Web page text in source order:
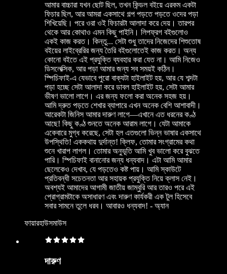
আমার বাচ্চারা যখন ছোট ছিল, তখন কিন্ডল বইয়ে এরকম একটা
ফিচার ছিল, আর আমরা একসাথে গল্প পড়তে পড়তে ওদের পড়া
শিখিয়েছি। পরে ওরা ওই ফিচারটা আলাদা করে দেয়। তারপর
থেকে আর কোথাও এমন কিছু পাইনি। লিপফ্রগ বইগুলোও
একই কাজ করত। কিন্তু... সেটা শুধু তাদের নিজেদের শিশুতোষ
বইয়ের লাইব্রেরির জন্য তৈরি বইগুলোতেই কাজ করত। অন্য
কোনো বইতে এই প্রযুক্তি ব্যবহার করা যেত না। আমি নিজেও
ডিসলেক্সিক, আর পড়া আমার জন্য সব সময়ই কঠিন।
স্পিচিফাই-এ যেভাবে পুরো বাক্যটা হাইলাইট হয়, আর যে শব্দটা
পড়া হচ্ছে সেটা আলাদা করে ডাবল হাইলাইট হয়, সেটা আমার
ভীষণ ভালো লাগে। এর জন্য ফলো করা অনেক সহজ হয়।
আমি দ্রুত পড়তে শেখার ব্যাপারে এখন অনেক বেশি আশাবাদী।
আরেকটা জিনিস আমার দারুণ লাগে—এখানে এত ধরনের কণ্ঠ
আছে! কিছু কণ্ঠ শুনতে অনেক আরাম লাগে। যেটা আমাকে
একেবারে মুগ্ধ করেছে, সেটা হল এতগুলো ভিন্ন ভাষার একসাথে
উপস্থিতি! এককথায় দুর্দান্ত! ক্লিফ, তোমার সংগ্রামের কথা
শুনে খারাপ লাগল। তোমার অনুভূতি আমি খুব ভালো করে বুঝতে
পারি। স্পিচিফাই বানানোর জন্য ধন্যবাদ। এটা আমি আমার
ছেলেকেও দেখাব, যে পড়তেও কষ্ট পায়। আমি স্কাউটে
প্রতিবন্ধী সচেতনতা আর সহায়ক প্রযুক্তি নিয়ে ক্লাস নেই।
অবশ্যই আমাদের আগামী জাতীয় জাম্বুরি আর তারও পরে এই
প্রোগ্রামটাকে অসাধারণ এবং দারুণ কার্যকরী এক টুল হিসেবে
সবার সামনে তুলে ধরব। আবারও ধন্যবাদ! - অ্যান
ফায়ারহাউসমাউস
দারুণ